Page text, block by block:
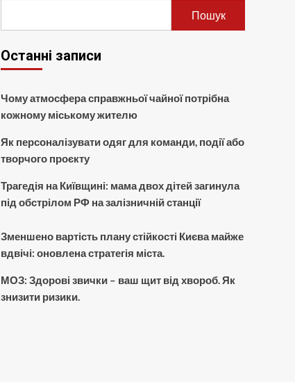
Пошук
Останні записи
Чому атмосфера справжньої чайної потрібна
кожному міському жителю
Як персоналізувати одяг для команди, події або
творчого проєкту
Трагедія на Київщині: мама двох дітей загинула
під обстрілом РФ на залізничній станції
Зменшено вартість плану стійкості Києва майже
вдвічі: оновлена стратегія міста.
МОЗ: Здорові звички – ваш щит від хвороб. Як
знизити ризики.